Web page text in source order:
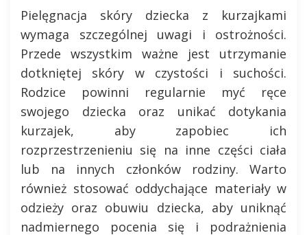
Pielęgnacja skóry dziecka z kurzajkami
wymaga szczególnej uwagi i ostrożności.
Przede wszystkim ważne jest utrzymanie
dotkniętej skóry w czystości i suchości.
Rodzice powinni regularnie myć ręce
swojego dziecka oraz unikać dotykania
kurzajek, aby zapobiec ich
rozprzestrzenieniu się na inne części ciała
lub na innych członków rodziny. Warto
również stosować oddychające materiały w
odzieży oraz obuwiu dziecka, aby uniknąć
nadmiernego pocenia się i podrażnienia